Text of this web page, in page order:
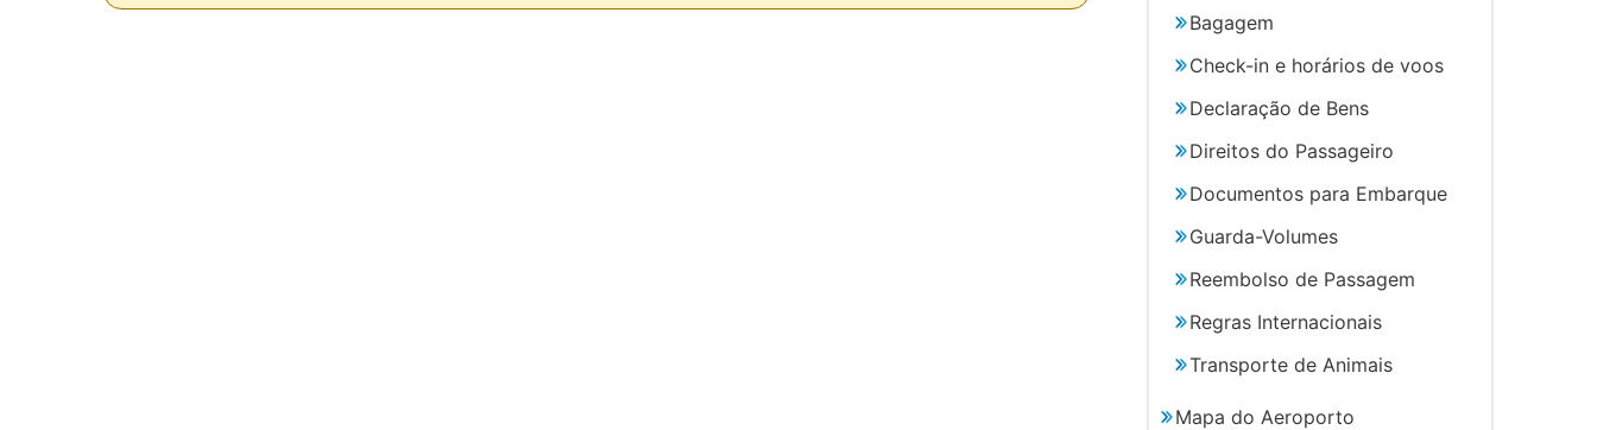
Bagagem
Check-in e horários de voos
Declaração de Bens
Direitos do Passageiro
Documentos para Embarque
Guarda-Volumes
Reembolso de Passagem
Regras Internacionais
Transporte de Animais
Mapa do Aeroporto